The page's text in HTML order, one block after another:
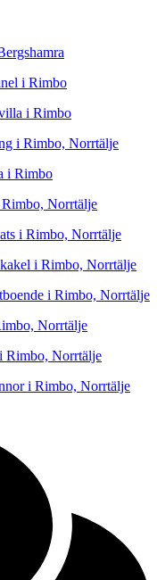
i Rimbo
i Rimbo
i Rimbo, Norrtälje
i Rimbo
Norrtälje
i Rimbo, Norrtälje
i Rimbo, Norrtälje
i Rimbo, Norrtälje
Norrtälje
Rimbo, Norrtälje
i Rimbo, Norrtälje